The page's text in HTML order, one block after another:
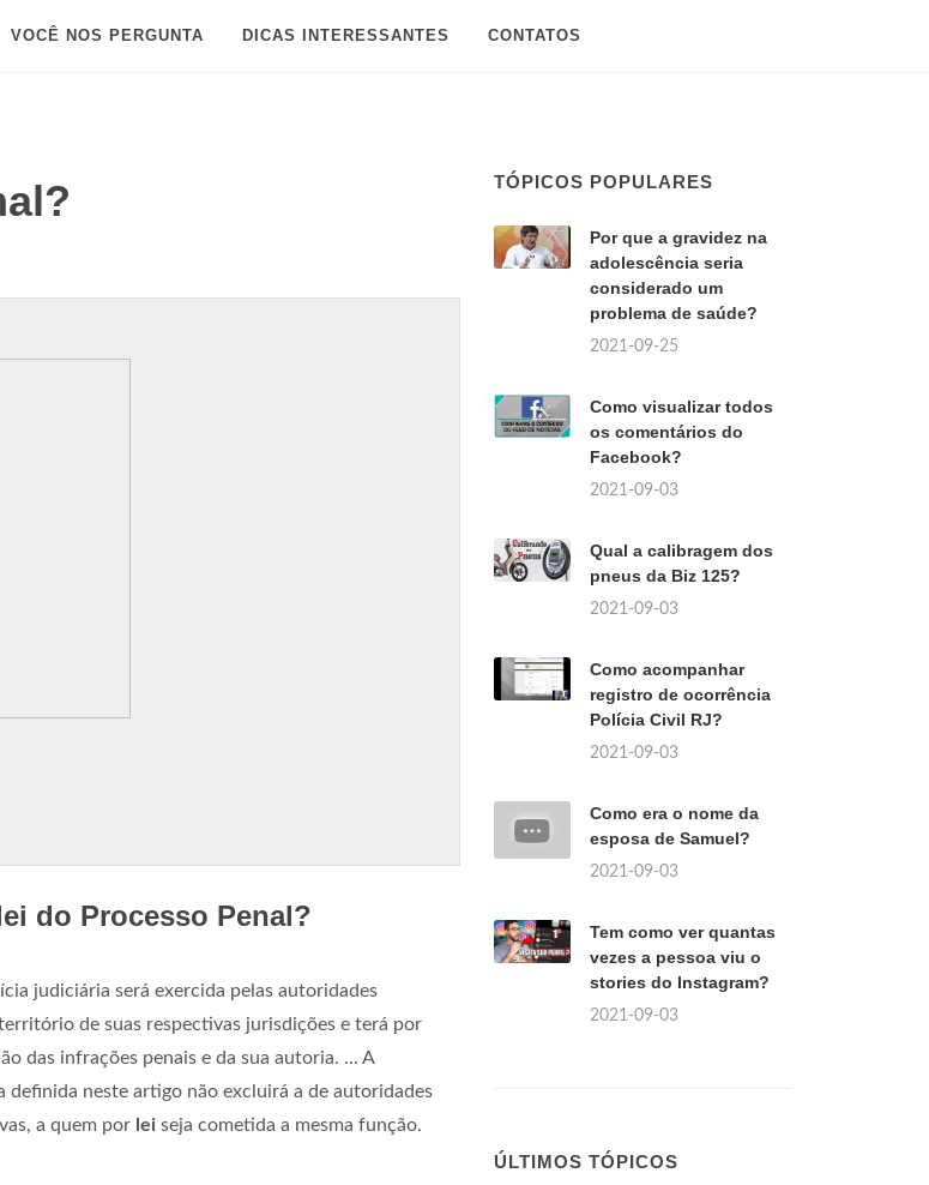
VOCÊ NOS PERGUNTA DICAS INTERESSANTES CONTATOS
do Processo Penal?
judiciária será exercida pelas autoridades
de suas respectivas jurisdições e terá por
das infrações penais e da sua autoria. ... A
definida neste artigo não excluirá a de autoridades
a quem por lei seja cometida a mesma função.
TÓPICOS POPULARES
Por que a gravidez na
adolescência seria
considerado um
problema de saúde?
2021-09-25
Como visualizar todos
os comentários do
Facebook?
2021-09-03
Qual a calibragem dos
pneus da Biz 125?
2021-09-03
Como acompanhar
registro de ocorrência
Polícia Civil RJ?
2021-09-03
Como era o nome da
esposa de Samuel?
2021-09-03
Tem como ver quantas
vezes a pessoa viu o
stories do Instagram?
2021-09-03
ÚLTIMOS TÓPICOS